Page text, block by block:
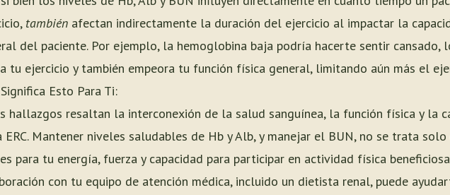
también afectan indirectamente la duración del ejercicio al impactar la
del paciente. Por ejemplo, la hemoglobina baja podría hacerte sentir cansado,
tu ejercicio y también empeora tu función física general, limitando aún más el
Esto Para Ti:
hallazgos resaltan la interconexión de la salud sanguínea, la función física y la
ERC. Mantener niveles saludables de Hb y Alb, y manejar el BUN, no se trata
para tu energía, fuerza y capacidad para participar en actividad física
con tu equipo de atención médica, incluido un dietista renal, puede